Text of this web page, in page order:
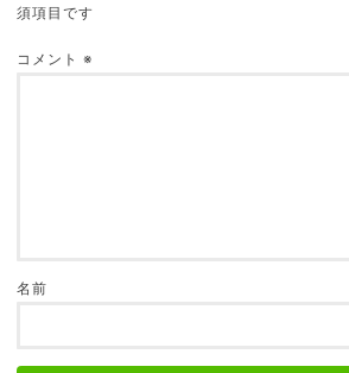
になった
須項目です
コメント ※
名前